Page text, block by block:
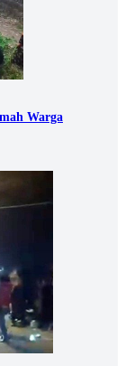
Warga